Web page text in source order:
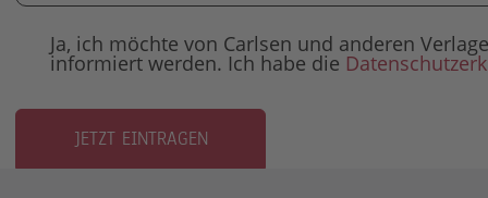
Ja, ich möchte von Carlsen und anderen
informiert werden. Ich habe die
JETZT EINTRAGEN